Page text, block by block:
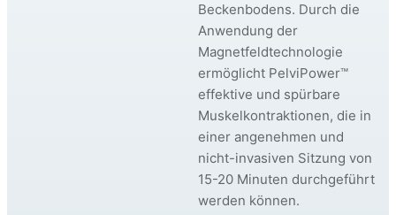
Beckenbodens. Durch die
Anwendung der
Magnetfeldtechnologie
ermöglicht PelviPower™
effektive und spürbare
Muskelkontraktionen, die in
einer angenehmen und
nicht-invasiven Sitzung von
15-20 Minuten durchgeführt
werden können.